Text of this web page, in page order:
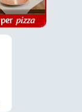
per pizza